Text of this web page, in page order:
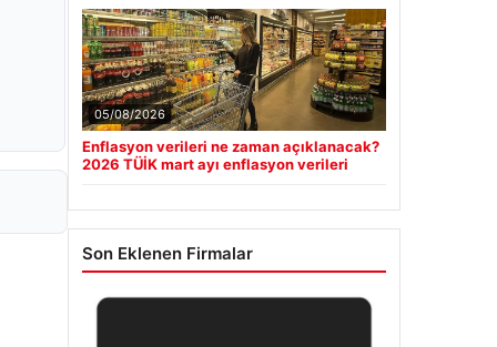
05/08/2026
Enflasyon verileri ne zaman açıklanacak?
2026 TÜİK mart ayı enflasyon verileri
Son Eklenen Firmalar